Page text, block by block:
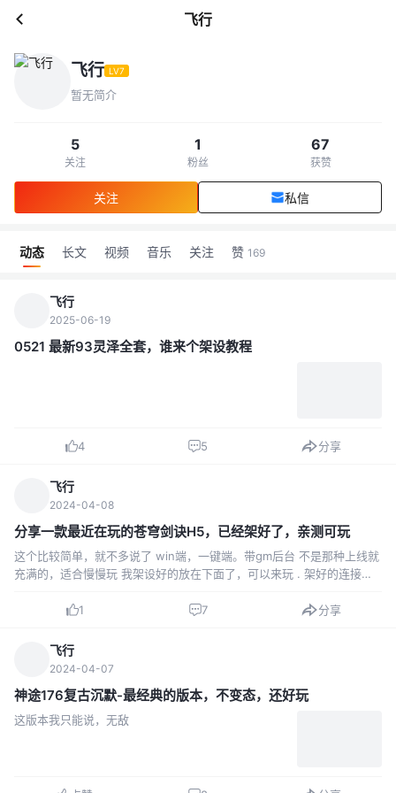
飞行
飞行 LV7
暂无简介
5
关注
1
粉丝
67
获赞
关注 私信
动态 长文 视频 音乐 关注 赞 169
飞行
2025-06-19
0521 最新93灵泽全套，谁来个架设教程
4 5 分享
飞行
2024-04-08
分享一款最近在玩的苍穹剑诀H5，已经架好了，亲测可玩
这个比较简单，就不多说了 win端，一键端。带gm后台 不是那种上线就
充满的，适合慢慢玩 我架设好的放在下面了，可以来玩 . 架好的连接，
1
7 分享
飞行
2024-04-07
神途176复古沉默-最经典的版本，不变态，还好玩
这版本我只能说，无敌